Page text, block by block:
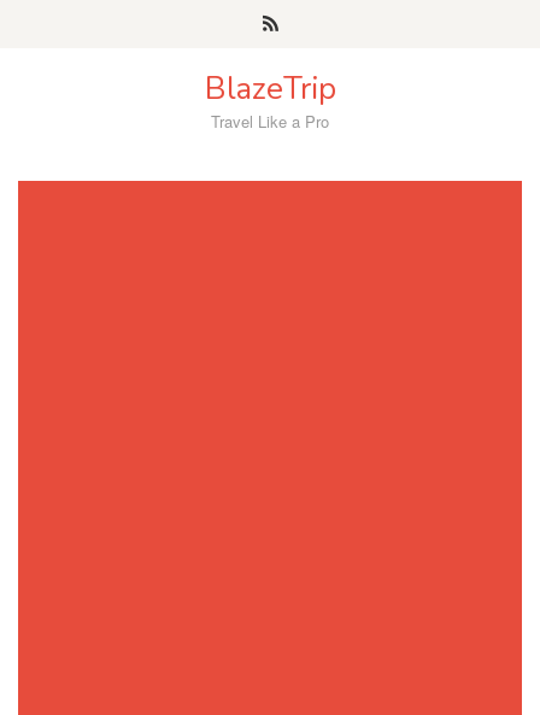
BlazeTrip
Travel Like a Pro